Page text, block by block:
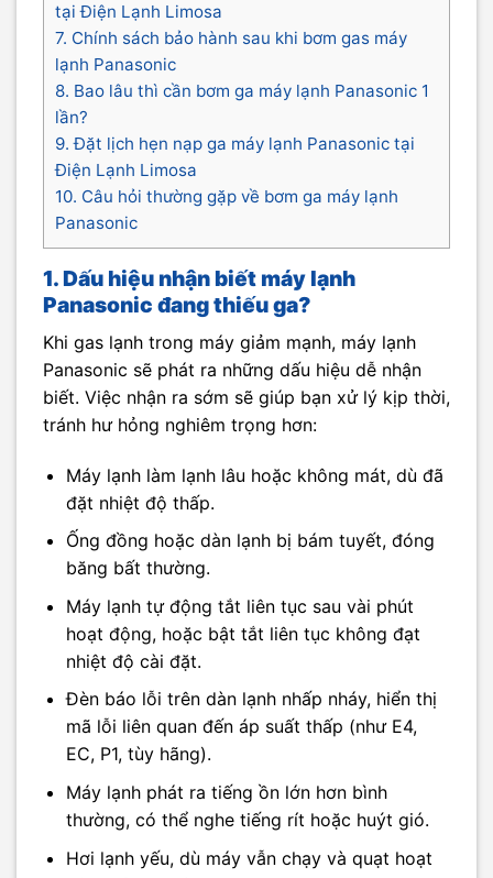
tại Điện Lạnh Limosa
7. Chính sách bảo hành sau khi bơm gas máy
lạnh Panasonic
8. Bao lâu thì cần bơm ga máy lạnh Panasonic 1
lần?
9. Đặt lịch hẹn nạp ga máy lạnh Panasonic tại
Điện Lạnh Limosa
10. Câu hỏi thường gặp về bơm ga máy lạnh
Panasonic
1. Dấu hiệu nhận biết máy lạnh
Panasonic đang thiếu ga?
Khi gas lạnh trong máy giảm mạnh, máy lạnh
Panasonic sẽ phát ra những dấu hiệu dễ nhận
biết. Việc nhận ra sớm sẽ giúp bạn xử lý kịp thời,
tránh hư hỏng nghiêm trọng hơn:
Máy lạnh làm lạnh lâu hoặc không mát, dù đã
đặt nhiệt độ thấp.​
Ống đồng hoặc dàn lạnh bị bám tuyết, đóng
băng bất thường.​
Máy lạnh tự động tắt liên tục sau vài phút
hoạt động, hoặc bật tắt liên tục không đạt
nhiệt độ cài đặt.​
Đèn báo lỗi trên dàn lạnh nhấp nháy, hiển thị
mã lỗi liên quan đến áp suất thấp (như E4,
EC, P1, tùy hãng).​
Máy lạnh phát ra tiếng ồn lớn hơn bình
thường, có thể nghe tiếng rít hoặc huýt gió.​
Hơi lạnh yếu, dù máy vẫn chạy và quạt hoạt